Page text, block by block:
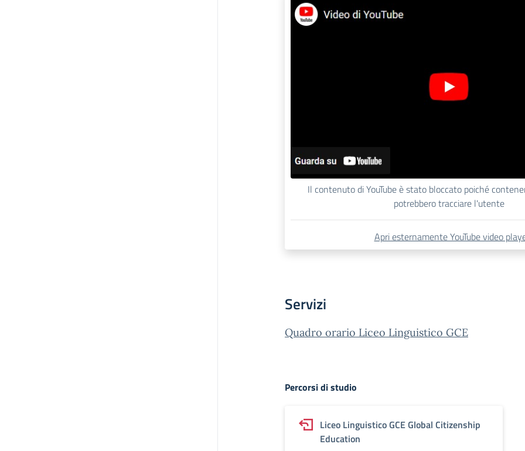
Il contenuto di YouTube è stato bloccato poiché
potrebbero tracciare l'utente
Apri esternamente YouTube video
Servizi
Quadro orario Liceo Linguistico GCE
Percorsi di studio
Liceo Linguistico GCE Global Citizenship
Education